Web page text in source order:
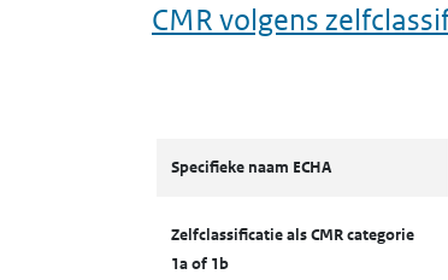
CMR volgens
Specifieke naam ECHA
Zelfclassificatie als CMR categorie
1a of 1b